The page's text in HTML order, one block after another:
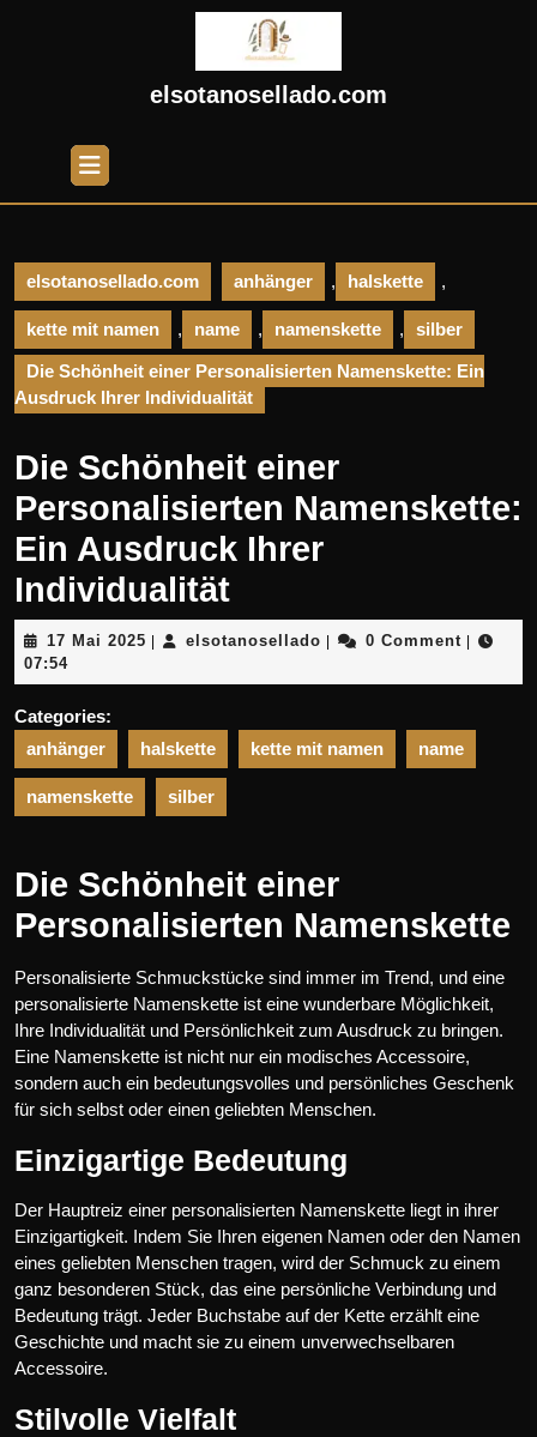
elsotanosellado.com
Open
Button
elsotanosellado.com anhänger , halskette ,
kette mit namen , name , namenskette , silber
Die Schönheit einer Personalisierten Namenskette: Ein
Ausdruck Ihrer Individualität
Die Schönheit einer
Personalisierten Namenskette:
Ein Ausdruck Ihrer
Individualität
17 Mai 2025 17
2025
| elsotanosellado elsotanosellado
| 0 Comment |
07:54
Categories:
anhänger
halskette kette mit namen name
namenskette silber
Die Schönheit einer
Personalisierten Namenskette
Personalisierte Schmuckstücke sind immer im Trend, und eine
personalisierte Namenskette ist eine wunderbare Möglichkeit,
Ihre Individualität und Persönlichkeit zum Ausdruck zu bringen.
Eine Namenskette ist nicht nur ein modisches Accessoire,
sondern auch ein bedeutungsvolles und persönliches Geschenk
für sich selbst oder einen geliebten Menschen.
Einzigartige Bedeutung
Der Hauptreiz einer personalisierten Namenskette liegt in ihrer
Einzigartigkeit. Indem Sie Ihren eigenen Namen oder den Namen
eines geliebten Menschen tragen, wird der Schmuck zu einem
ganz besonderen Stück, das eine persönliche Verbindung und
Bedeutung trägt. Jeder Buchstabe auf der Kette erzählt eine
Geschichte und macht sie zu einem unverwechselbaren
Accessoire.
Stilvolle Vielfalt